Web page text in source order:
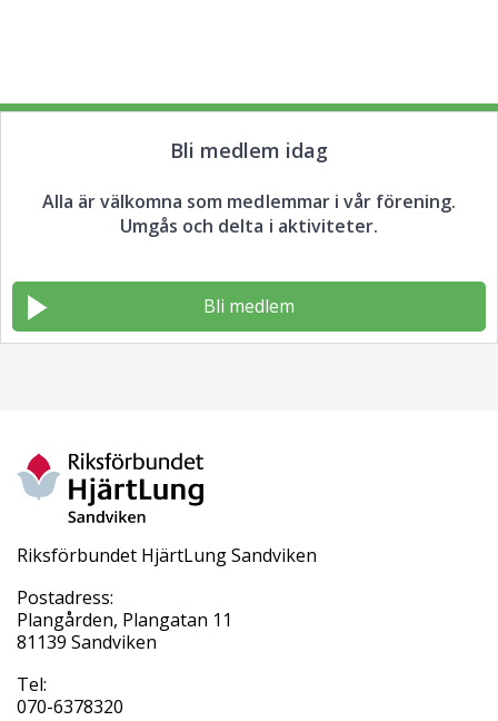
Bli medlem idag
Alla är välkomna som medlemmar i vår förening.
Umgås och delta i aktiviteter.
Bli medlem
Riksförbundet HjärtLung Sandviken
Postadress:
Plangården, Plangatan 11
81139 Sandviken
Tel:
070-6378320